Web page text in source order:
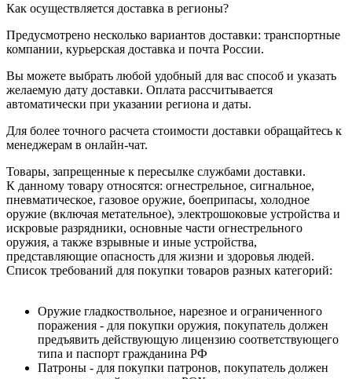
Как осуществляется доставка в регионы?
Предусмотрено несколько вариантов доставки: транспортные
компании, курьерская доставка и почта России.
Вы можете выбрать любой удобный для вас способ и указать
желаемую дату доставки. Оплата рассчитывается
автоматически при указании региона и даты.
Для более точного расчета стоимости доставки обращайтесь к
менеджерам в онлайн-чат.
Товары, запрещенные к пересылке службами доставки.
К данному товару относятся: огнестрельное, сигнальное,
пневматическое, газовое оружие, боеприпасы, холодное
оружие (включая метательное), электрошоковые устройства и
искровые разрядники, основные части огнестрельного
оружия, а также взрывные и иные устройства,
представляющие опасность для жизни и здоровья людей.
Список требований для покупки товаров разных категорий:
Оружие гладкоствольное, нарезное и ограниченного
поражения - для покупки оружия, покупатель должен
предъявить действующую лицензию соответствующего
типа и паспорт гражданина РФ
Патроны - для покупки патронов, покупатель должен